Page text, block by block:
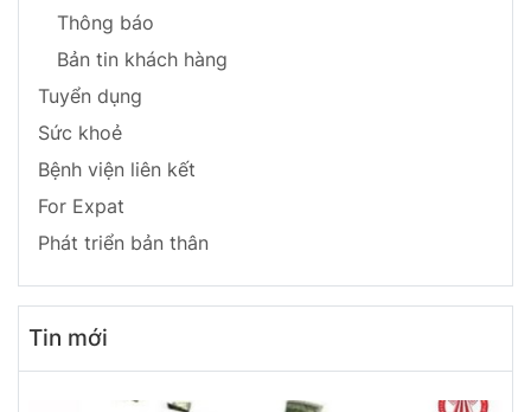
Thông báo
Bản tin khách hàng
Tuyển dụng
Sức khoẻ
Bệnh viện liên kết
For Expat
Phát triển bản thân
Tin mới